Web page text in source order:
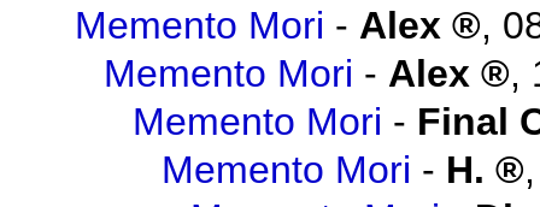
Memento Mori - Alex ,
Memento Mori - Alex ,
Memento Mori - Final
Memento Mori - H.